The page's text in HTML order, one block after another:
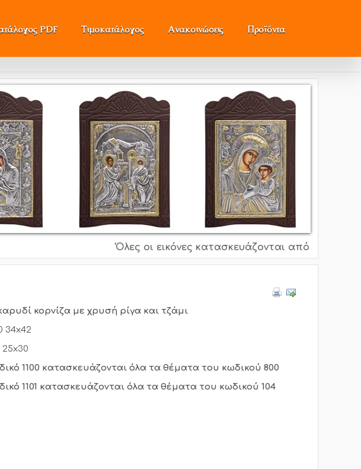
PDF Τιμοκατάλογος Ανακοινώσεις Προϊόντα
Όλες οι εικόνες κατασκευάζονται από ασήμι
κορνίζα με χρυσή ρίγα και τζάμι
34x42
25x30
1100 κατασκευάζονται όλα τα θέματα του κωδικού 800
1101 κατασκευάζονται όλα τα θέματα του κωδικού 104